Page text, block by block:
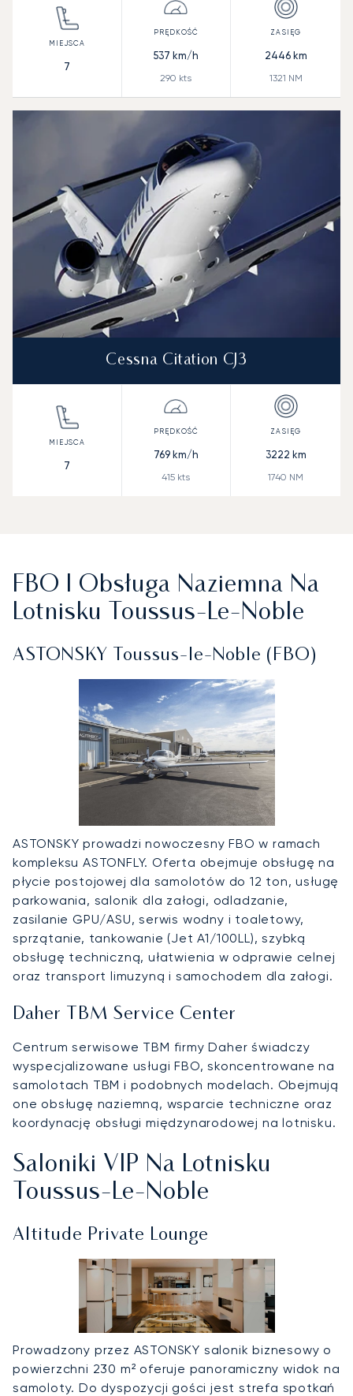
7
537 km/h
290 kts
2446km
1321 NM
Cessna Citation CJ3
7
769km/h
415 kts
3222 km
1740 NM
FBO I Obsługa Naziemna Na
Lotnisku Toussus‑le‑Noble
ASTONSKY Toussus‑le‑Noble (FBO)
ASTONSKY prowadzi nowoczesny FBO w ramach
kompleksu ASTONFLY. Oferta obejmuje obsługę na
płycie postojowej dla samolotów do 12 ton, usługę
parkowania, salonik dla załogi, odladzanie,
zasilanie GPU/ASU, serwis wodny i toaletowy,
sprzątanie, tankowanie (Jet A1/100LL), szybką
obsługę techniczną, ułatwienia w odprawie celnej
oraz transport limuzyną i samochodem dla załogi.
Daher TBM Service Center
Centrum serwisowe TBM firmy Daher świadczy
wyspecjalizowane usługi FBO, skoncentrowane na
samolotach TBM i podobnych modelach. Obejmują
one obsługę naziemną, wsparcie techniczne oraz
koordynację obsługi międzynarodowej na lotnisku.
Saloniki VIP Na Lotnisku
Toussus‑le‑Noble
Altitude Private Lounge
Prowadzony przez ASTONSKY salonik biznesowy o
powierzchni 230 m² oferuje panoramiczny widok na
samoloty. Do dyspozycji gości jest strefa spotkań